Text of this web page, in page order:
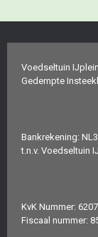
Voedseltuin IJplein
Gedempte
Bankrekening:
t.n.v. Voedseltuin
KvK Nummer:
Fiscaal nummer: